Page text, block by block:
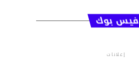
فيس بوك
إعلانات